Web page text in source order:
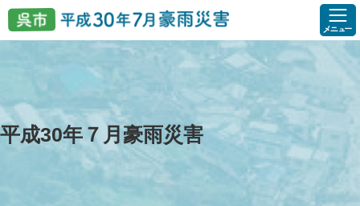
ペ
ー
ジ
で
す
。
メ
ニ
ュ
ば
し
て
平成30年７月豪雨災害